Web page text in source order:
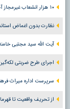
۱۰ هزار انشعاب غیرمجاز آب در البرز شناسایی شد
نظارت بدون اغماض
آیت الله سید مجتبی
اجرای طرح ضربتی
سرپرست اداره میراث
از تحریف واقعیت تا